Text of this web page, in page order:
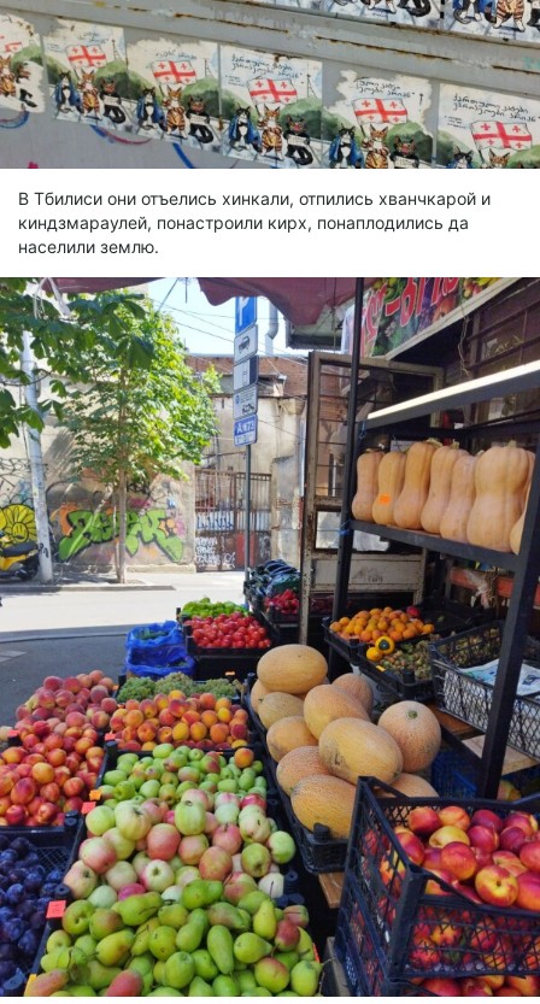
В Тбилиси они отъелись хинкали, отпились хванчкарой и
киндзмараулей, понастроили кирх, понаплодились да
населили землю.